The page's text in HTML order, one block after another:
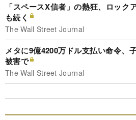
「スペースX信者」の熱狂、ロック
も続く
The Wall Street Journal
メタに9億4200万ドル支払い命令、
被害で
The Wall Street Journal